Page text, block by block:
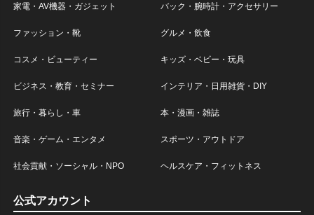
家電・AV機器・ガジェット バック・腕時計・アクセサリー
ファッション・靴 グルメ・飲食
コスメ・ビューティー キッズ・ベビー・玩具
ビジネス・教育・セミナー インテリア・日用雑貨・DIY
旅行・暮らし・車 本・漫画・雑誌
音楽・ゲーム・エンタメ スポーツ・アウトドア
社会貢献・ソーシャル・NPO ヘルスケア・フィットネス
公式アカウント